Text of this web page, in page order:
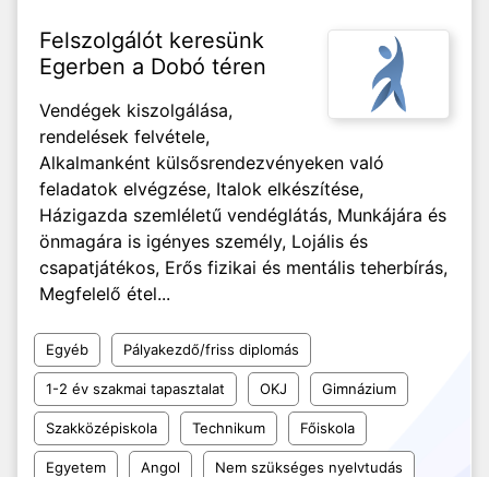
Felszolgálót keresünk
Egerben a Dobó téren
Vendégek kiszolgálása,
rendelések felvétele,
Alkalmanként külsősrendezvényeken való
feladatok elvégzése, Italok elkészítése,
Házigazda szemléletű vendéglátás, Munkájára és
önmagára is igényes személy, Lojális és
csapatjátékos, Erős fizikai és mentális teherbírás,
Megfelelő étel...
Egyéb Pályakezdő/friss diplomás
1-2 év szakmai tapasztalat OKJ Gimnázium
Szakközépiskola Technikum Főiskola
Egyetem Angol Nem szükséges nyelvtudás